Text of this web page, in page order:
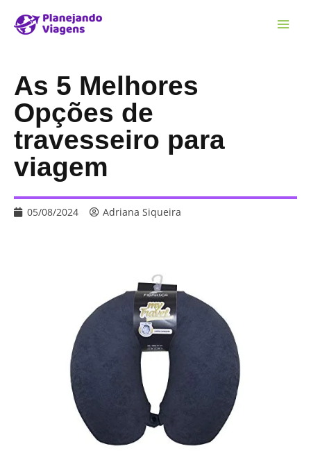
As 5 Melhores
Opções de
travesseiro para
viagem
05/08/2024 Adriana Siqueira